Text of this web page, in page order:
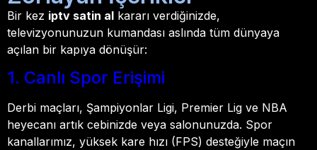
Bir kez iptv satin al kararı verdiğinizde,
televizyonunuzun kumandası aslında tüm dünyaya
açılan bir kapıya dönüşür:
1. Canlı Spor Erişimi
Derbi maçları, Şampiyonlar Ligi, Premier Lig ve NBA
heyecanı artık cebinizde veya salonunuzda. Spor
kanallarımız, yüksek kare hızı (FPS) desteğiyle maçın